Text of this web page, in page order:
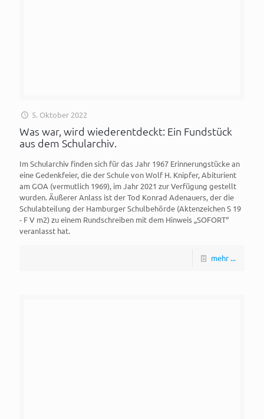
5. Oktober 2022
Was war, wird wiederentdeckt: Ein Fundstück
aus dem Schularchiv.
Im Schularchiv finden sich für das Jahr 1967 Erinnerungstücke an
eine Gedenkfeier, die der Schule von Wolf H. Knipfer, Abiturient
am GOA (vermutlich 1969), im Jahr 2021 zur Verfügung gestellt
wurden. Äußerer Anlass ist der Tod Konrad Adenauers, der die
Schulabteilung der Hamburger Schulbehörde (Aktenzeichen S 19
- F V m2) zu einem Rundschreiben mit dem Hinweis „SOFORT“
veranlasst hat.
mehr ...